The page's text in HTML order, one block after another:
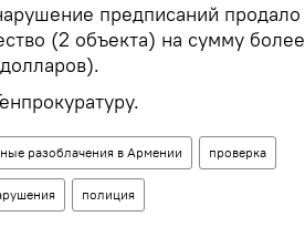
предписаний продало
(2 объекта) на сумму более
разоблачения в Армении проверка
полиция